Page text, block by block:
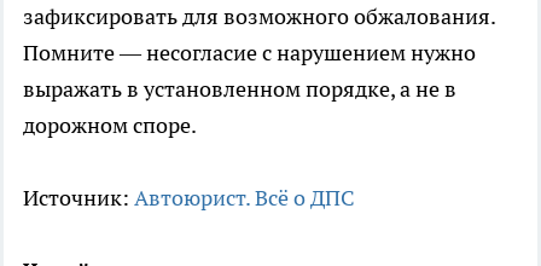
зафиксировать для возможного обжалования.
Помните — несогласие с нарушением нужно
выражать в установленном порядке, а не в
дорожном споре.
Источник: Автоюрист. Всё о ДПС